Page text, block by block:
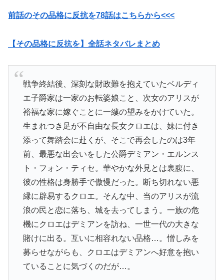
前話のその品格に反抗を78話はこちらから<<<
【その品格に反抗を】全話ネタバレまとめ
戦争終結後、深刻な財政難を抱えていたベルディ
エ子爵家は一家のお転婆娘こと、次女のアリスが
裕福な家に嫁ぐことに一縷の望みをかけていた。
生まれつき足が不自由な長女クロエは、妹に付き
添って舞踏会に赴くが、そこで再会したのは3年
前、最悪な出会いをした公爵デミアン・エルンス
ト・フォン・ティセ。華やかな外見とは裏腹に、
彼の性格は身勝手で傲慢だった。断ち切れない悪
縁に辟易するクロエ。そんな中、当のアリスが流
浪の民と恋に落ち、城を去ってしまう。一族の危
機にクロエはデミアンを訪ね、一世一代の大きな
賭けに出る。互いに相容れない品格…。憎しみを
募らせながらも、クロエはデミアンへ好意を抱い
ていることに気づくのだが…。